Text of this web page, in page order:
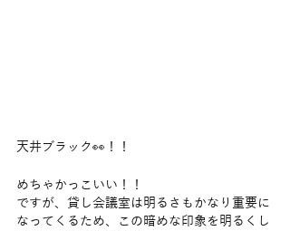
天井ブラック👀！！
めちゃかっこいい！！
ですが、貸し会議室は明るさもかなり重要に
なってくるため、この暗めな印象を明るくし